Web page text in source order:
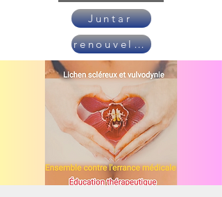
Juntar
renouveler son adhésion